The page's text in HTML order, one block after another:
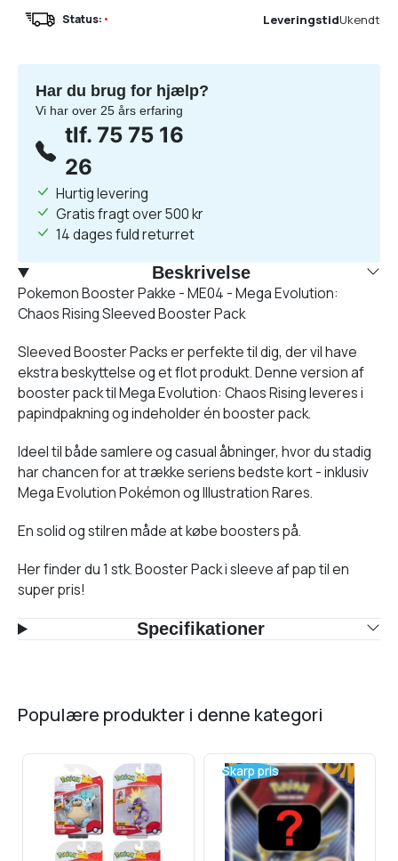
Status: • LeveringstidUkendt
Har du brug for hjælp?
Vi har over 25 års erfaring
tlf. 75 75 16
26
Hurtig levering
Gratis fragt over 500 kr
14 dages fuld returret
Beskrivelse
Pokemon Booster Pakke - ME04 - Mega Evolution:
Chaos Rising Sleeved Booster Pack
Sleeved Booster Packs er perfekte til dig, der vil have
ekstra beskyttelse og et flot produkt. Denne version af
booster pack til Mega Evolution: Chaos Rising leveres i
papindpakning og indeholder én booster pack.
Ideel til både samlere og casual åbninger, hvor du stadig
har chancen for at trække seriens bedste kort - inklusiv
Mega Evolution Pokémon og Illustration Rares.
En solid og stilren måde at købe boosters på.
Her finder du 1 stk. Booster Pack i sleeve af pap til en
super pris!
Specifikationer
populære produkter i denne kategori
Skarp pris